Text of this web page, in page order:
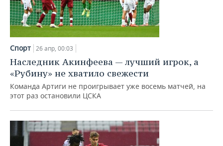
Спорт 26 апр, 00:03
Наследник Акинфеева — лучший игрок, а
«Рубину» не хватило свежести
Команда Артиги не проигрывает уже восемь матчей, на
этот раз остановили ЦСКА